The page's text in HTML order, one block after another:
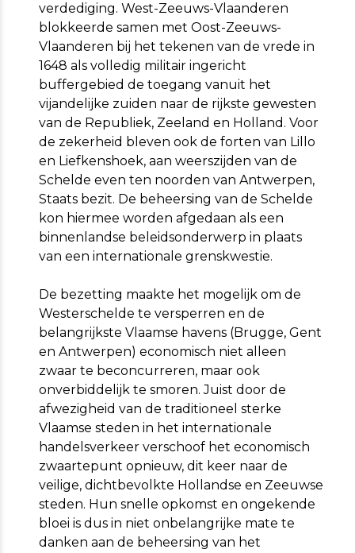
verdediging. West-Zeeuws-Vlaanderen
blokkeerde samen met Oost-Zeeuws-
Vlaanderen bij het tekenen van de vrede in
1648 als volledig militair ingericht
buffergebied de toegang vanuit het
vijandelijke zuiden naar de rijkste gewesten
van de Republiek, Zeeland en Holland. Voor
de zekerheid bleven ook de forten van Lillo
en Liefkenshoek, aan weerszijden van de
Schelde even ten noorden van Antwerpen,
Staats bezit. De beheersing van de Schelde
kon hiermee worden afgedaan als een
binnenlandse beleidsonderwerp in plaats
van een internationale grenskwestie.
De bezetting maakte het mogelijk om de
Westerschelde te versperren en de
belangrijkste Vlaamse havens (Brugge, Gent
en Antwerpen) economisch niet alleen
zwaar te beconcurreren, maar ook
onverbiddelijk te smoren. Juist door de
afwezigheid van de traditioneel sterke
Vlaamse steden in het internationale
handelsverkeer verschoof het economisch
zwaartepunt opnieuw, dit keer naar de
veilige, dichtbevolkte Hollandse en Zeeuwse
steden. Hun snelle opkomst en ongekende
bloei is dus in niet onbelangrijke mate te
danken aan de beheersing van het